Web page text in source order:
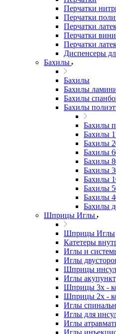
Перчатки
Перчатки
Перчатки
Перчатки
Перчатки
Диспенсеры
Бахилы
Бахилы
Бахилы
Бахилы
Бахилы
Бахилы
Бахилы
Бахилы
Бахилы
Бахилы
Бахилы
Бахилы
Бахилы
Бахилы
Бахилы
Шприцы Иглы
Шприцы Иглы
Катетеры
Иглы и
Иглы
Шприцы
Иглы
Шприцы 3х -
Шприцы 2х -
Иглы
Иглы для
Иглы
Иглы